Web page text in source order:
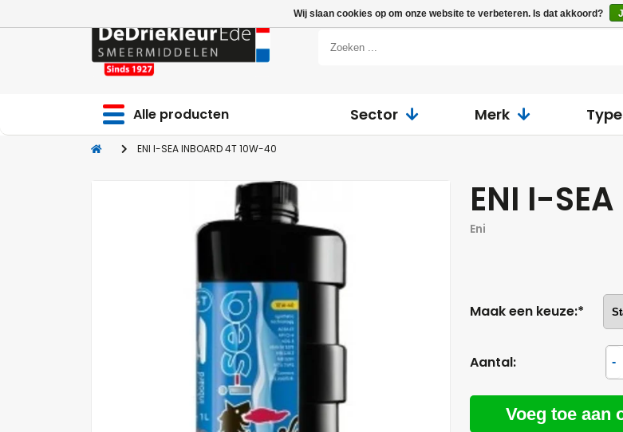
Alle producten Sector Merk
ENI I-SEA INBOARD 4T 10W-40
ENI I-
Eni
Maak een keuze:*
Aantal:
Voeg toe aan
Wij slaan cookies op om onze website te verbeteren. Is dat akkoord?